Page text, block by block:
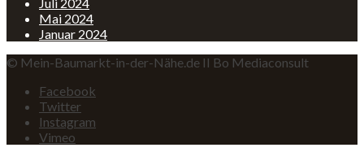
Mai 2024
Januar 2024
© Mein-Baumarkt-in-der-Nähe.de II Bo Mediaconsult
Facebook
Twitter
Instagram
Vimeo